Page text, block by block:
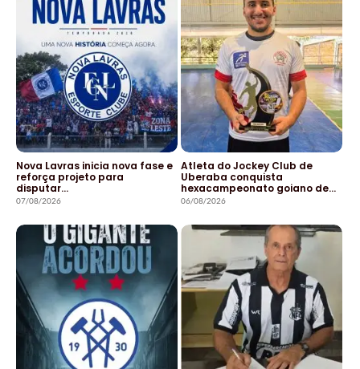
Nova Lavras inicia nova fase e
reforça projeto para
disputar…
07/08/2026
Atleta do Jockey Club de
Uberaba conquista
hexacampeonato goiano de…
06/08/2026